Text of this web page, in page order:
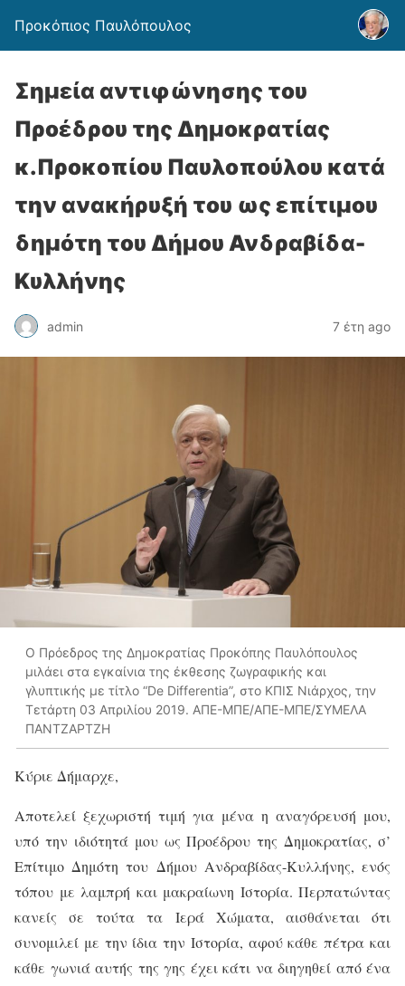
Προκόπιος Παυλόπουλος
Σημεία αντιφώνησης του
Προέδρου της Δημοκρατίας
κ.Προκοπίου Παυλοπούλου κατά
την ανακήρυξή του ως επίτιμου
δημότη του Δήμου Ανδραβίδα-
Κυλλήνης
admin 7 έτη ago
Ο Πρόεδρος της Δημοκρατίας Προκόπης Παυλόπουλος
μιλάει στα εγκαίνια της έκθεσης ζωγραφικής και
γλυπτικής με τίτλο “De Differentia”, στο ΚΠΙΣ Νιάρχος, την
Τετάρτη 03 Απριλίου 2019. ΑΠΕ-ΜΠΕ/ΑΠΕ-ΜΠΕ/ΣΥΜΕΛΑ
ΠΑΝΤΖΑΡΤΖΗ
Κύριε Δήμαρχε,
Αποτελεί ξεχωριστή τιμή για μένα η αναγόρευσή μου,
υπό την ιδιότητά μου ως Προέδρου της Δημοκρατίας, σ’
Επίτιμο Δημότη του Δήμου Ανδραβίδας-Κυλλήνης, ενός
τόπου με λαμπρή και μακραίωνη Ιστορία. Περπατώντας
κανείς σε τούτα τα Ιερά Χώματα, αισθάνεται ότι
συνομιλεί με την ίδια την Ιστορία, αφού κάθε πέτρα και
κάθε γωνιά αυτής της γης έχει κάτι να διηγηθεί από ένα